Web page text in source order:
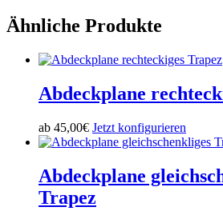
Ähnliche Produkte
Abdeckplane
ab 45,00€ Jetzt konfigurieren
Abdeckplane
Trapez